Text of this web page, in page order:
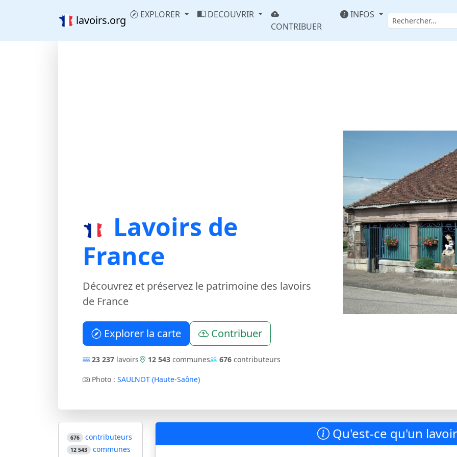
lavoirs.org EXPLORER
DECOUVRIR
CONTRIBUER
INFOS
Lavoirs de
France
Découvrez et préservez le patrimoine des lavoirs
de France
Explorer la carte Contribuer
23 237 lavoirs 12 543 communes 676 contributeurs
Photo : SAULNOT (Haute-Saône)
676 contributeurs
12 543 communes
Qu'est-ce qu'un